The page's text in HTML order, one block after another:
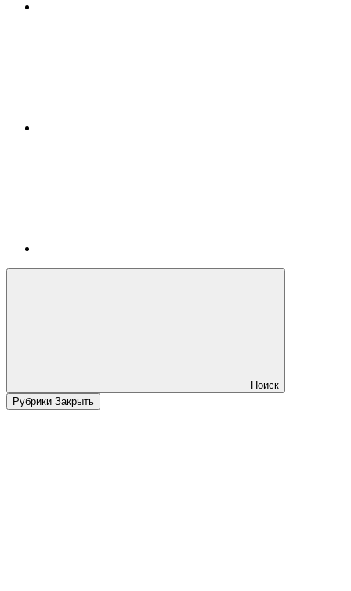
Поиск
Рубрики Закрыть